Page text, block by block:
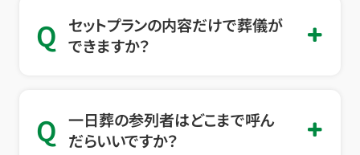
Q
セットプランの内容だけで葬儀が
できますか？
Q 一日葬の参列者はどこまで呼ん
だらいいですか？